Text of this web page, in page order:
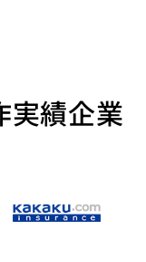
実績企業